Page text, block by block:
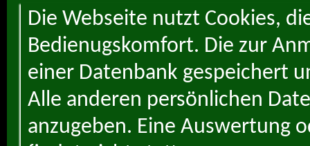
Die Webseite nutzt Cookies,
Bedienugskomfort. Die zur
einer Datenbank gespeichert
Alle anderen persönlichen
anzugeben. Eine Auswertung